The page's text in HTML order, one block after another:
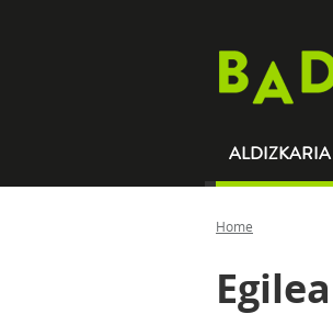
ALDIZKARIA
Home
Egilea